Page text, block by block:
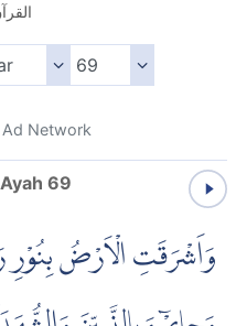
Network
69
وَاَشْرَقَتِ الْاَرْضُ بِنُوْرِ